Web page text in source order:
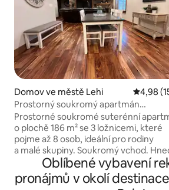
Domov ve městě Lehi
4,98
Prostorný soukromý apartmán
o velikosti 2 000 čtverečních stop se
3 ložnicemi | oblast Provo–SLC
Prostorné soukromé suterénní
o plochě 186 m² se 3 ložnicemi, které
pojme až 8 osob, ideální pro rodiny
a malé skupiny. Soukromý vchod.
dálnice I-15, jen 30 minut do Prova a
Lake City. CELÝ apartmán s plně
vybavenou kuchyní, pohodlnými
Oblíbené vybavení
pronájmů v okolí